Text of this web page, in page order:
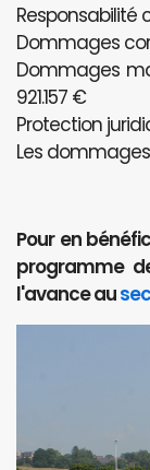
Responsabilité
Dommages
Dommages
921.157 €
Protection
Les
Pour en
programme
l'avance au